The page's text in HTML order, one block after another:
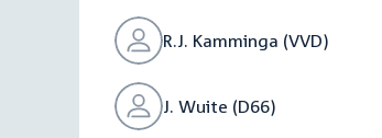
R.J. Kamminga (VVD)
J. Wuite (D66)